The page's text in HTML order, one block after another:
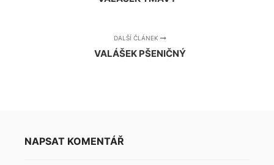
DALŠÍ ČLÁNEK
VALÁŠEK PŠENIČNÝ
NAPSAT KOMENTÁŘ